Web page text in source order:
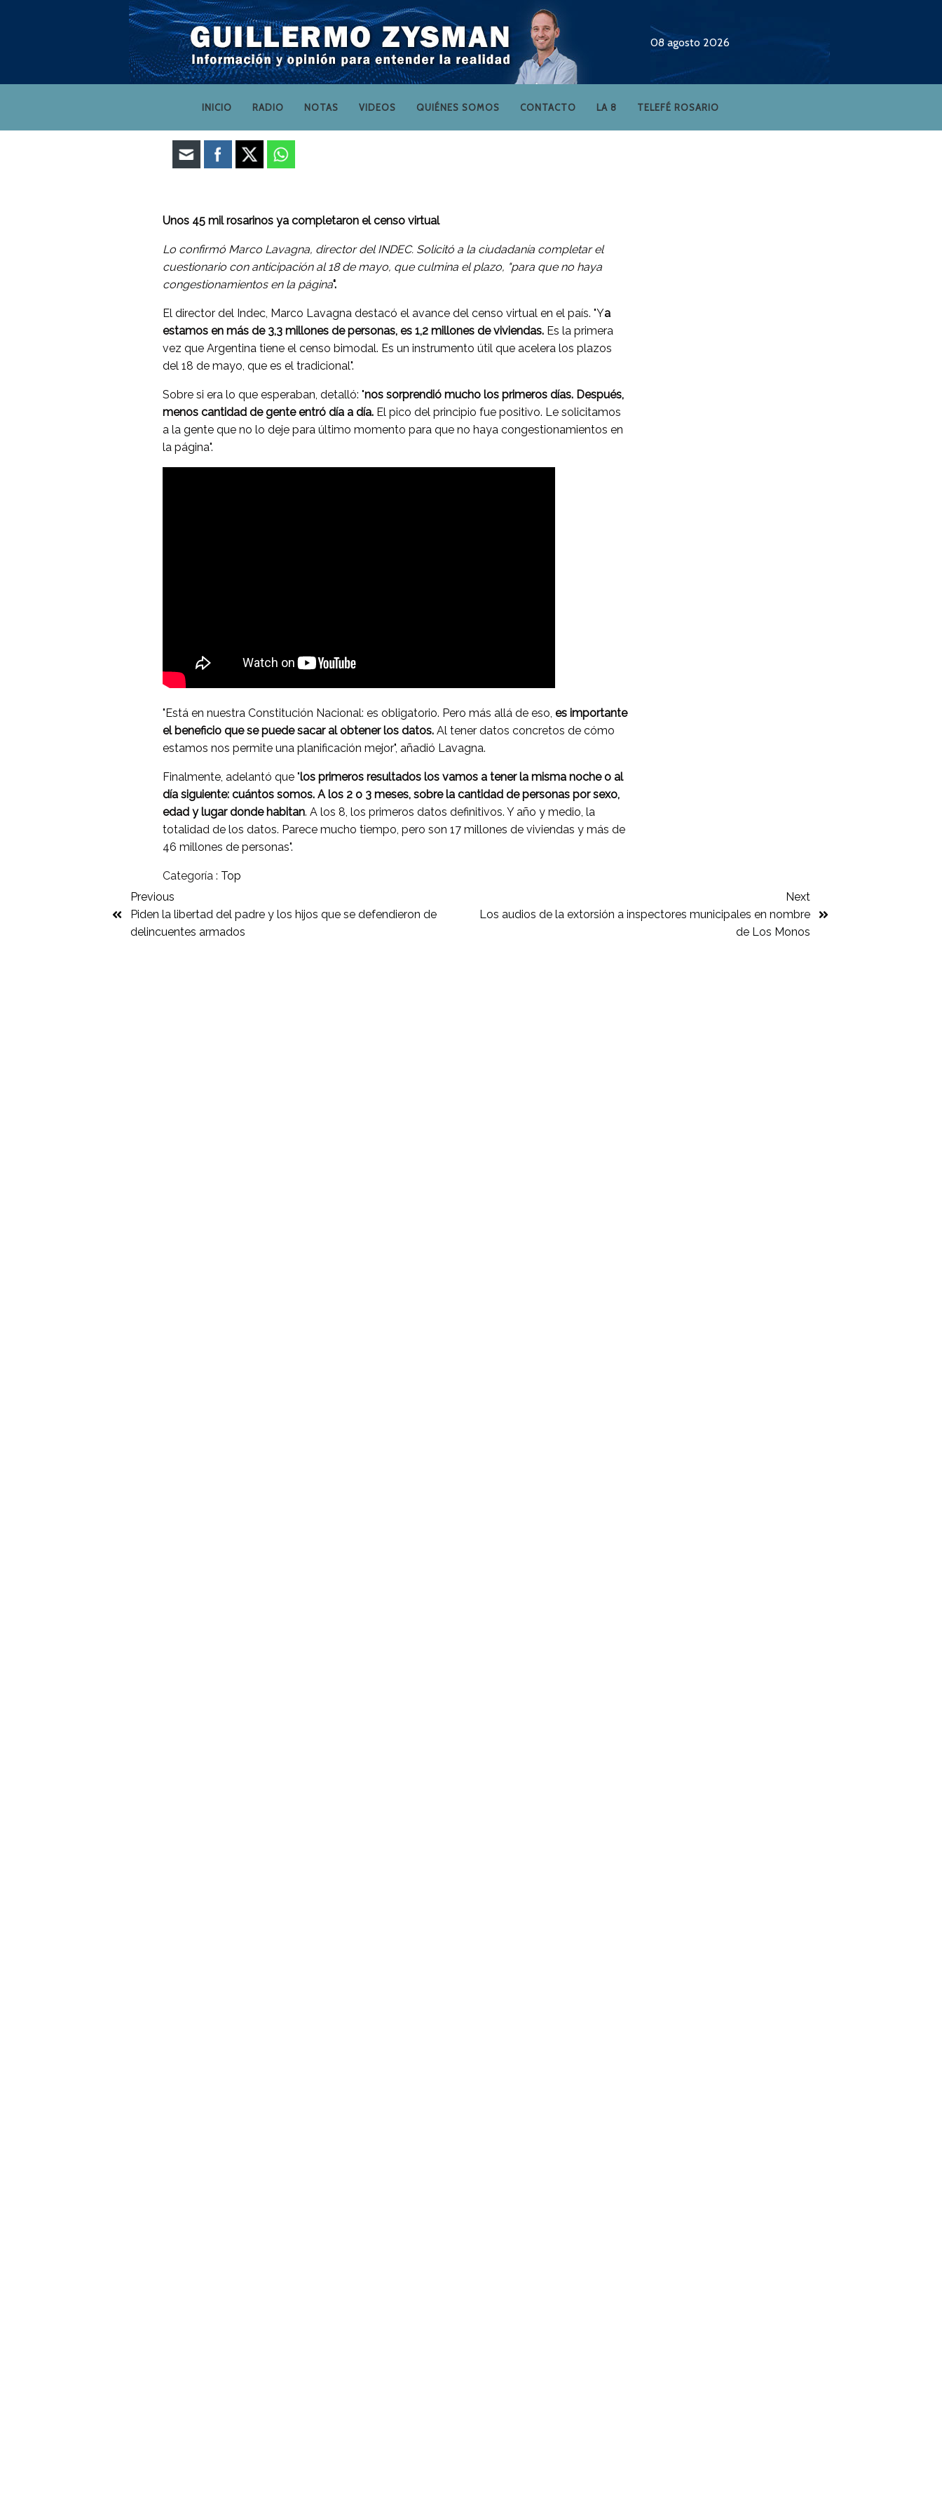
08 agosto 2026
INICIO RADIO NOTAS VIDEOS QUIÉNES SOMOS CONTACTO LA 8 TELEFÉ ROSARIO
Unos 45 mil rosarinos ya completaron el censo virtual
Lo confirmó Marco Lavagna, director del INDEC. Solicitó a la ciudadanía completar el
cuestionario con anticipación al 18 de mayo, que culmina el plazo, "para que no haya
congestionamientos en la página".
El director del Indec, Marco Lavagna destacó el avance del censo virtual en el país. "Ya
estamos en más de 3,3 millones de personas, es 1,2 millones de viviendas. Es la primera
vez que Argentina tiene el censo bimodal. Es un instrumento útil que acelera los plazos
del 18 de mayo, que es el tradicional".
Sobre si era lo que esperaban, detalló: "nos sorprendió mucho los primeros días. Después,
menos cantidad de gente entró día a día. El pico del principio fue positivo. Le solicitamos
a la gente que no lo deje para último momento para que no haya congestionamientos en
la página".
"Está en nuestra Constitución Nacional: es obligatorio. Pero más allá de eso, es importante
el beneficio que se puede sacar al obtener los datos. Al tener datos concretos de cómo
estamos nos permite una planificación mejor", añadió Lavagna.
Finalmente, adelantó que "los primeros resultados los vamos a tener la misma noche o al
día siguiente: cuántos somos. A los 2 o 3 meses, sobre la cantidad de personas por sexo,
edad y lugar donde habitan. A los 8, los primeros datos definitivos. Y año y medio, la
totalidad de los datos. Parece mucho tiempo, pero son 17 millones de viviendas y más de
46 millones de personas".
Categoría : Top
Previous
Piden la libertad del padre y los hijos que se defendieron de
delincuentes armados
Next
Los audios de la extorsión a inspectores municipales en nombre
de Los Monos